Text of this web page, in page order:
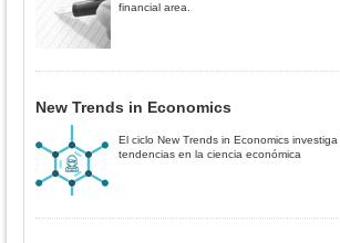
financial area.
New Trends in Economics
El ciclo New Trends in Economics
tendencias en la ciencia económica